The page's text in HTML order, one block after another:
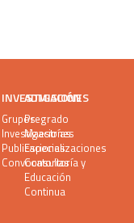
INVESTIGACIÓN
Grupos
Investigaciones
Publicaciones
Convocatorias
ADMISIONES
Pregrado
Maestrías
Especializaciones
Consultoría y
Educación
Continua